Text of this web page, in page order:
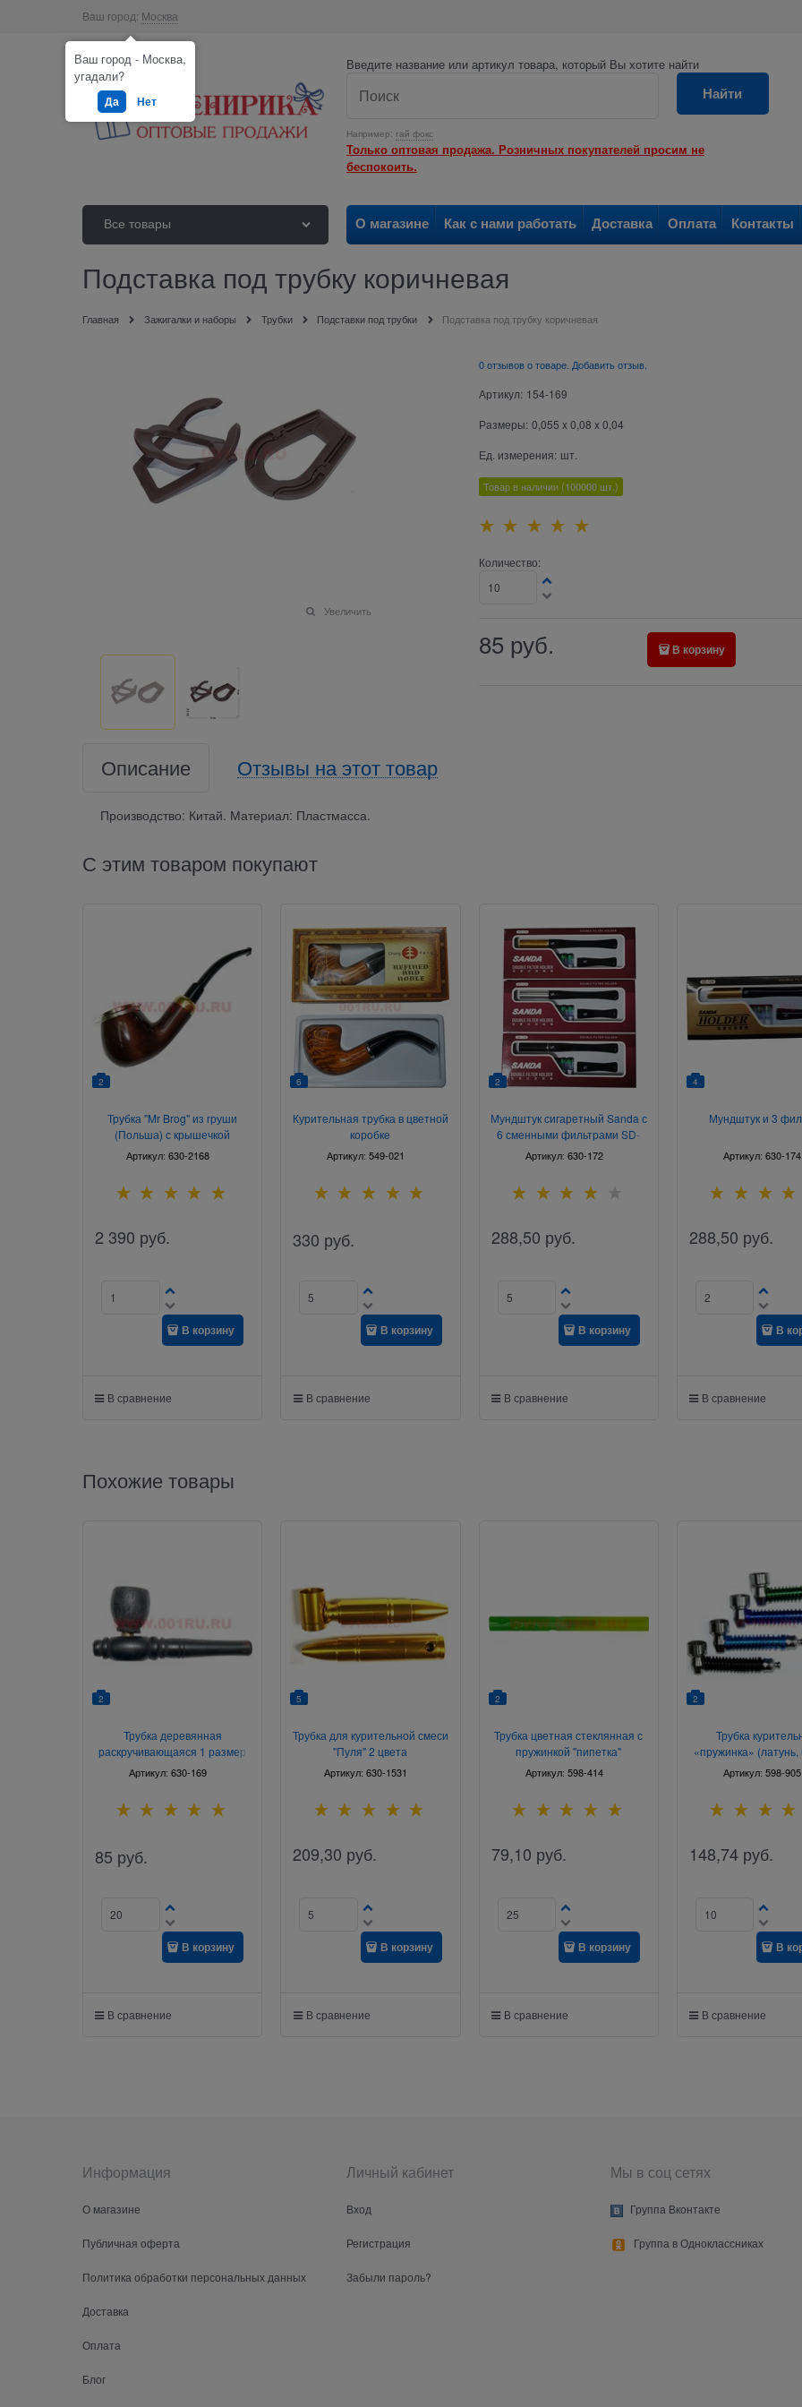
Ваш город: Москва
Введите название или артикул товара, который Вы хотите найти
Например: гай фокс
Найти
Только оптовая продажа. Розничных покупателей просим не
беспокоить.
Все товары О магазине Как с нами работать Доставка Оплата Контакты
Подставка под трубку коричневая
Главная Зажигалки и наборы Трубки Подставки под трубки Подставка под трубку коричневая
Увеличить
0 отзывов о товаре. Добавить отзыв.
Артикул: 154-169
Размеры: 0,055 x 0,08 x 0,04
Ед. измерения: шт.
Товар в наличии (100000 шт.)
Количество:
85 руб. В корзину
Описание Отзывы на этот товар
Производство: Китай. Материал: Пластмасса.
С этим товаром покупают
2
Трубка "Mr Brog" из груши
(Польша) с крышечкой
Артикул:630-2168
2 390 руб.
В корзину
В сравнение
6
Курительная трубка в цветной
коробке
Артикул:549-021
330 руб.
В корзину
В сравнение
2
Мундштук сигаретный Sanda с
6 сменными фильтрами SD-
129
Артикул: 630-172
288,50 руб.
В корзину
В сравнение
4
Мундштук и 3
Артикул: 630-174
288,50 руб.
В
В сравнение
Похожие товары
2
Трубка деревянная
раскручивающаяся 1 размер
7,5 см 3 дюйма
Артикул:630-169
85 руб.
В корзину
В сравнение
5
Трубка для курительной смеси
"Пуля" 2 цвета
Артикул:630-1531
209,30 руб.
В корзину
В сравнение
2
Трубка цветная стеклянная с
пружинкой "пипетка"
Артикул: 598-414
79,10 руб.
В корзину
В сравнение
2
Трубка
«пружинка» (латунь,
Артикул: 598-905
148,74 руб.
В
В сравнение
Информация
О магазине
Публичная оферта
Политика обработки персональных данных
Доставка
Оплата
Блог
Личный кабинет
Вход
Регистрация
Забыли пароль?
Мы в соц сетях
Группа Вконтакте
Группа в Одноклассниках
Ваш город - Москва,
угадали?
Да Нет